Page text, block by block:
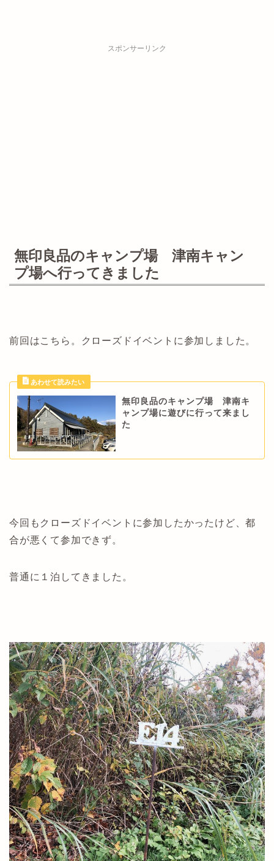
スポンサーリンク
無印良品のキャンプ場 津南キャン
プ場へ行ってきました
前回はこちら。クローズドイベントに参加しました。
無印良品のキャンプ場 津南キ
ャンプ場に遊びに行って来まし
た
今回もクローズドイベントに参加したかったけど、都
合が悪くて参加できず。
普通に１泊してきました。